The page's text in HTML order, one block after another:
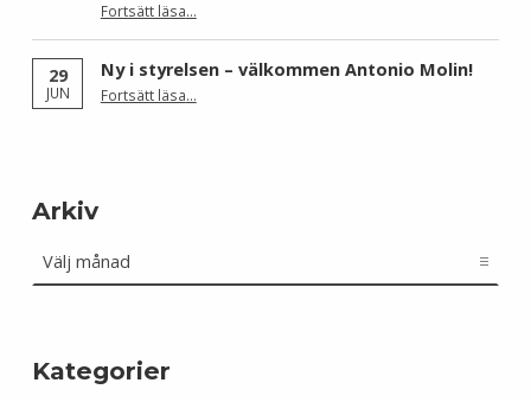
Fortsätt läsa“Wikimedia Sverige och Wikimedia Brasil får Sida-finansiering för att stärka civilsamhället kring fri kunskap”
…
29
JUN
Ny i styrelsen – välkommen Antonio Molin!
Fortsätt läsa“Ny i styrelsen – välkommen Antonio Molin!”
…
Arkiv
Kategorier